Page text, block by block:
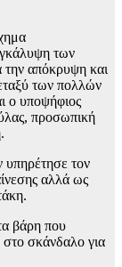
των
την απόκρυψη και
των πολλών
ο υποψήφιος
προσωπική
υπηρέτησε τον
αλλά ως
βάρη που
σκάνδαλο για